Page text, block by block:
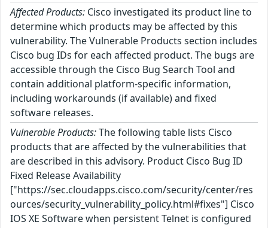
Affected Products: Cisco investigated its product line to
determine which products may be affected by this
vulnerability. The Vulnerable Products section includes
Cisco bug IDs for each affected product. The bugs are
accessible through the Cisco Bug Search Tool and
contain additional platform-specific information,
including workarounds (if available) and fixed
software releases.
Vulnerable Products:The following table lists Cisco
products that are affected by the vulnerabilities that
are described in this advisory. Product Cisco Bug ID
Fixed Release Availability
["https://sec.cloudapps.cisco.com/security/center/res
ources/security_vulnerability_policy.html#fixes"] Cisco
IOS XE Software when persistent Telnet is configured